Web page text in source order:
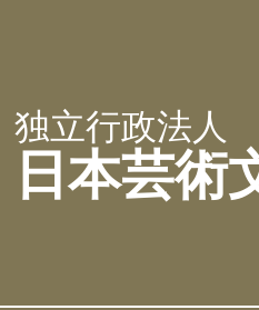
独立行政法人
日本芸術